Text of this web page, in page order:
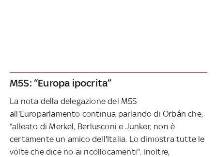
M5S: “Europa ipocrita”
La nota della delegazione del M5S
all'Europarlamento continua parlando di Orbán che,
“alleato di Merkel, Berlusconi e Junker, non è
certamente un amico dell'Italia. Lo dimostra tutte le
volte che dice no ai ricollocamenti". Inoltre,